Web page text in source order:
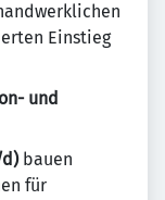
Einstieg
und
bauen
für